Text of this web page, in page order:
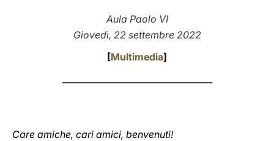
Aula Paolo VI
Giovedì, 22 settembre 2022
[Multimedia]
Care amiche, cari amici, benvenuti!